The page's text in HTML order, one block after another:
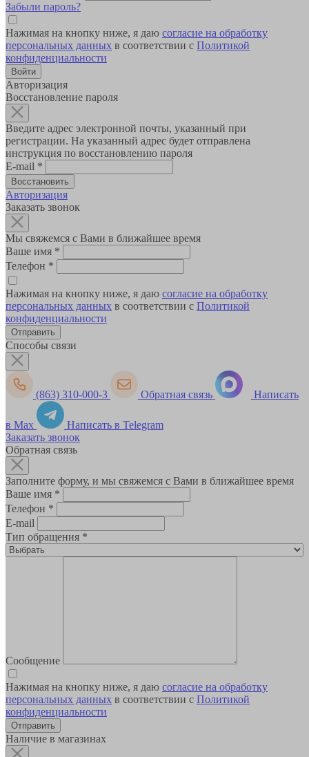
Забыли пароль?
Нажимая на кнопку ниже, я даю согласие на обработку
персональных данных в соответствии с Политикой
конфиденциальности
Авторизация
Восстановление пароля
Введите адрес электронной почты, указанный при
регистрации. На указанный адрес будет отправлена
инструкция по восстановлению пароля
E-mail *
Авторизация
Заказать звонок
Мы свяжемся с Вами в ближайшее время
Ваше имя *
Телефон *
Нажимая на кнопку ниже, я даю согласие на обработку
персональных данных в соответствии с Политикой
конфиденциальности
Способы связи
(863) 310-000-3 Обратная связь Написать
в Max
Написать в Telegram
Заказать звонок
Обратная связь
Заполните форму, и мы свяжемся с Вами в ближайшее время
Ваше имя *
Телефон *
E-mail
Тип обращения *
Сообщение
Нажимая на кнопку ниже, я даю согласие на обработку
персональных данных в соответствии с Политикой
конфиденциальности
Наличие в магазинах